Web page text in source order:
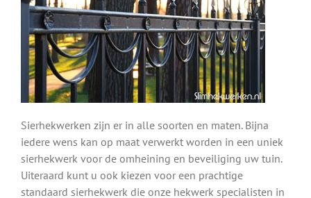
Sierhekwerken zijn er in alle soorten en maten. Bijna
iedere wens kan op maat verwerkt worden in een uniek
sierhekwerk voor de omheining en beveiliging uw tuin.
Uiteraard kunt u ook kiezen voor een prachtige
standaard sierhekwerk die onze hekwerk specialisten in